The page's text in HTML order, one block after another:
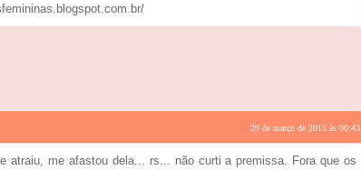
29 de março de 2015 às 00:43
atraiu, me afastou dela... rs... não curti a premissa. Fora que os